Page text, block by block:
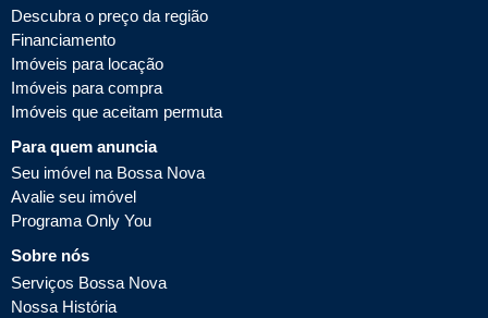
Descubra o preço da região
Financiamento
Imóveis para locação
Imóveis para compra
Imóveis que aceitam permuta
Para quem anuncia
Seu imóvel na Bossa Nova
Avalie seu imóvel
Programa Only You
Sobre nós
Serviços Bossa Nova
Nossa História